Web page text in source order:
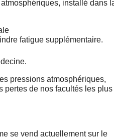
installé dans
fatigue supplémentaire.
pressions atmosphériques,
pertes de nos facultés les plus
se vend actuellement sur le